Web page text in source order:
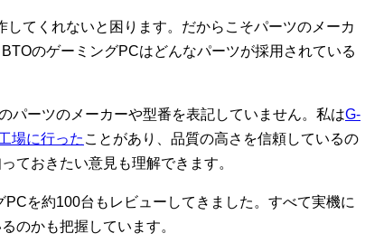
てくれないと困ります。だからこそパーツのメーカ
のゲーミングPCはどんなパーツが採用されている
パーツのメーカーや型番を表記していません。私はG-
場に行った ことがあり、品質の高さを信頼しているの
ておきたい意見も理解できます。
を約100台もレビューしてきました。すべて実機に
のかも把握しています。